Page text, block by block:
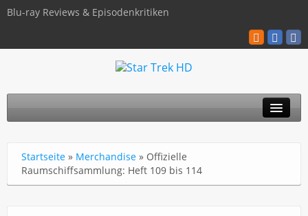
Blu-ray Reviews & Episodenkritiken
TNG
Startseite » Merchandise » Offizielle
Raumschiffsammlung: Heft 109 bis 114